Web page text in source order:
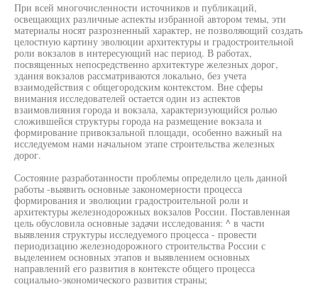
При всей многочисленности источников и публикаций,
освещающих различные аспекты избранной автором темы, эти
материалы носят разрозненный характер, не позволяющий создать
целостную картину эволюции архитектуры и градостроительной
роли вокзалов в интересующий нас период. В работах,
посвященных непосредственно архитектуре железных дорог,
здания вокзалов рассматриваются локально, без учета
взаимодействия с общегородским контекстом. Вне сферы
внимания исследователей остается один из аспектов
взаимовлияния города и вокзала, характеризующийся ролью
сложившейся структуры города на размещение вокзала и
формирование привокзальной площади, особенно важный на
исследуемом нами начальном этапе строительства железных
дорог.
Состояние разработанности проблемы определило цель данной
работы -выявить основные закономерности процесса
формирования и эволюции градостроительной роли и
архитектуры железнодорожных вокзалов России. Поставленная
цель обусловила основные задачи исследования: ^ в части
выявления структуры исследуемого процесса - провести
периодизацию железнодорожного строительства России с
выделением основных этапов и выявлением основных
направлений его развития в контексте общего процесса
социально-экономического развития страны;